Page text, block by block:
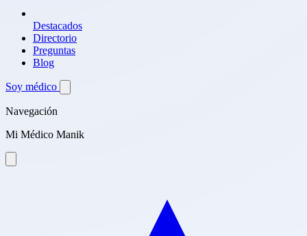
Destacados
Directorio
Preguntas
Blog
Soy médico
Navegación
Mi Médico Manik